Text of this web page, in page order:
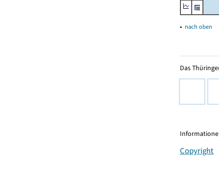
▴ nach oben
Das
Copyright